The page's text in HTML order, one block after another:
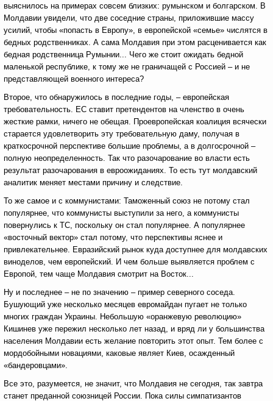
выяснилось на примерах совсем близких: румынском и болгарском. В
Молдавии увидели, что две соседние страны, приложившие массу
усилий, чтобы «попасть в Европу», в европейской «семье» числятся в
бедных родственниках. А сама Молдавия при этом расценивается как
бедная родственница Румынии... Чего же стоит ожидать бедной
маленькой республике, к тому же не граничащей с Россией – и не
представляющей военного интереса?
Второе, что обнаружилось в последние годы, – европейская
требовательность. ЕС ставит претендентов на членство в очень
жесткие рамки, ничего не обещая. Проевропейская коалиция всячески
старается удовлетворить эту требовательную даму, получая в
краткосрочной перспективе большие проблемы, а в долгосрочной –
полную неопределенность. Так что разочарование во власти есть
результат разочарования в евроожиданиях. То есть тут молдавский
аналитик меняет местами причину и следствие.
То же самое и с коммунистами: Таможенный союз не потому стал
популярнее, что коммунисты выступили за него, а коммунисты
повернулись к ТС, поскольку он стал популярнее. А популярнее
«восточный вектор» стал потому, что перспективы яснее и
привлекательнее. Евразийский рынок куда доступнее для молдавских
виноделов, чем европейский. И чем больше выявляется проблем с
Европой, тем чаще Молдавия смотрит на Восток...
Ну и последнее – не по значению – пример северного соседа.
Бушующий уже несколько месяцев евромайдан пугает не только
многих граждан Украины. Небольшую «оранжевую революцию»
Кишинев уже пережил несколько лет назад, и вряд ли у большинства
населения Молдавии есть желание повторить этот опыт. Тем более с
мордобойными новациями, каковые являет Киев, осажденный
«бандеровцами».
Все это, разумеется, не значит, что Молдавия не сегодня, так завтра
станет преданной союзницей России. Пока силы симпатизантов